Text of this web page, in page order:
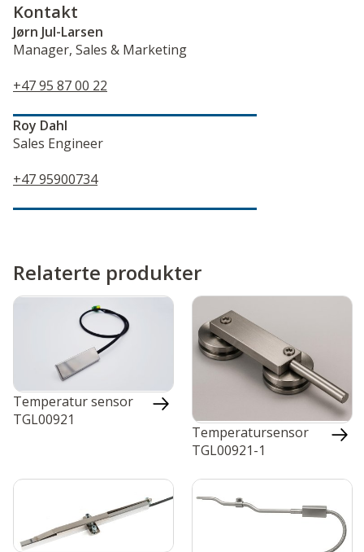
Kontakt
Jørn Jul-Larsen
Manager, Sales & Marketing
+47 95 87 00 22
Roy Dahl
Sales Engineer
+47 95900734
Relaterte produkter
Temperatur sensor
TGL00921
Temperatursensor
TGL00921-1